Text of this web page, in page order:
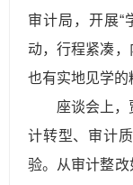
审计局，开展“
动，行程紧凑，
也有实地见学的
座谈会上
计转型、审计
验。从审计整